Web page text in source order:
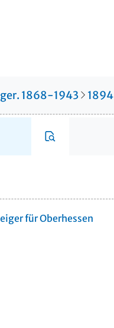
1868-1943 1894
für Oberhessen